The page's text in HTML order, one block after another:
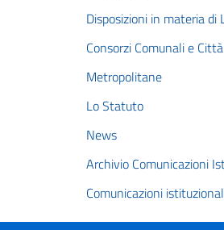
Disposizioni in materia di
Consorzi Comunali e Città
Metropolitane
Lo Statuto
News
Archivio Comunicazioni
Comunicazioni